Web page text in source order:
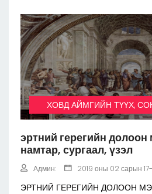
ХОВД АЙМГИЙН ТҮҮХ,
эртний герегийн
намтар, сургаал, үзэл
Админ: 2019 оны 02 сарын
ЭРТНИЙ ГЕРЕГИЙН ДОЛООН